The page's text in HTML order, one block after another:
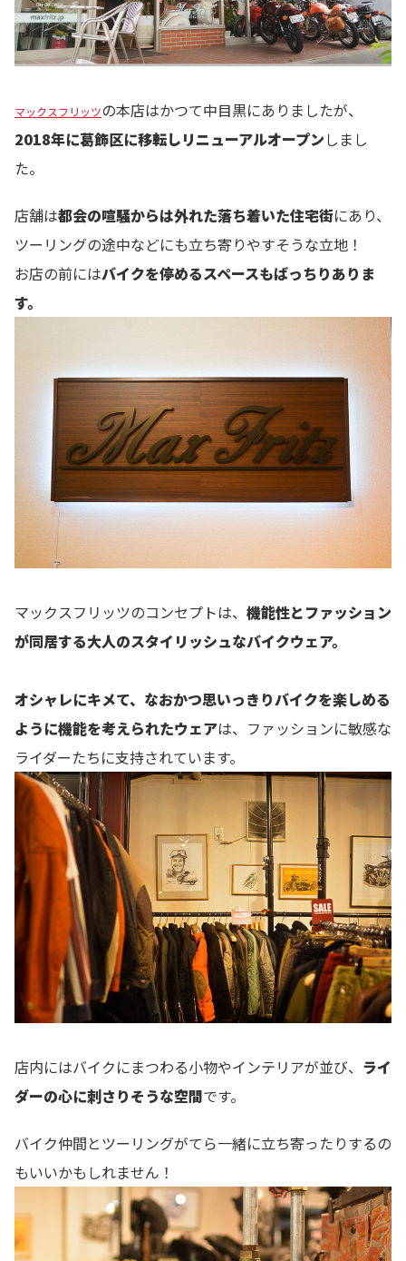
マックスフリッツの本店はかつて中目黒にありましたが、
2018年に葛飾区に移転しリニューアルオープンしまし
た。
店舗は都会の喧騒からは外れた落ち着いた住宅街にあり、
ツーリングの途中などにも立ち寄りやすそうな立地！
お店の前にはバイクを停めるスペースもばっちりありま
す。
マックスフリッツのコンセプトは、 機能性とファッション
が同居する大人のスタイリッシュなバイクウェア。
オシャレにキメて、なおかつ思いっきりバイクを楽しめる
ように機能を考えられたウェアは、ファッションに敏感な
ライダーたちに支持されています。
店内にはバイクにまつわる小物やインテリアが並び、 ライ
ダーの心に刺さりそうな空間です。
バイク仲間とツーリングがてら一緒に立ち寄ったりするの
もいいかもしれません！